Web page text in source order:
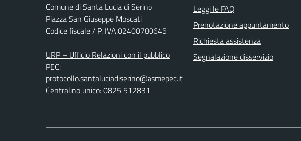
Comune di Santa Lucia di Serino
Piazza San Giuseppe Moscati
Codice fiscale / P. IVA:02400780645
URP – Ufficio Relazioni con il pubblico
PEC:
protocollo.santaluciadiserino@asmepec.it
Centralino unico: 0825 512831
Leggi le FAQ
Prenotazione appuntamento
Richiesta assistenza
Segnalazione disservizio